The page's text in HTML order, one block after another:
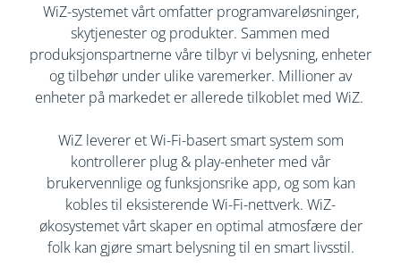
WiZ-systemet vårt omfatter programvareløsninger,
skytjenester og produkter. Sammen med
produksjonspartnerne våre tilbyr vi belysning, enheter
og tilbehør under ulike varemerker. Millioner av
enheter på markedet er allerede tilkoblet med WiZ. ​
​WiZ leverer et Wi-Fi-basert smart system som
kontrollerer plug & play-enheter med vår
brukervennlige og funksjonsrike app, og som kan
kobles til eksisterende Wi-Fi-nettverk. WiZ-
økosystemet vårt skaper en optimal atmosfære der
folk kan gjøre smart belysning til en smart livsstil.